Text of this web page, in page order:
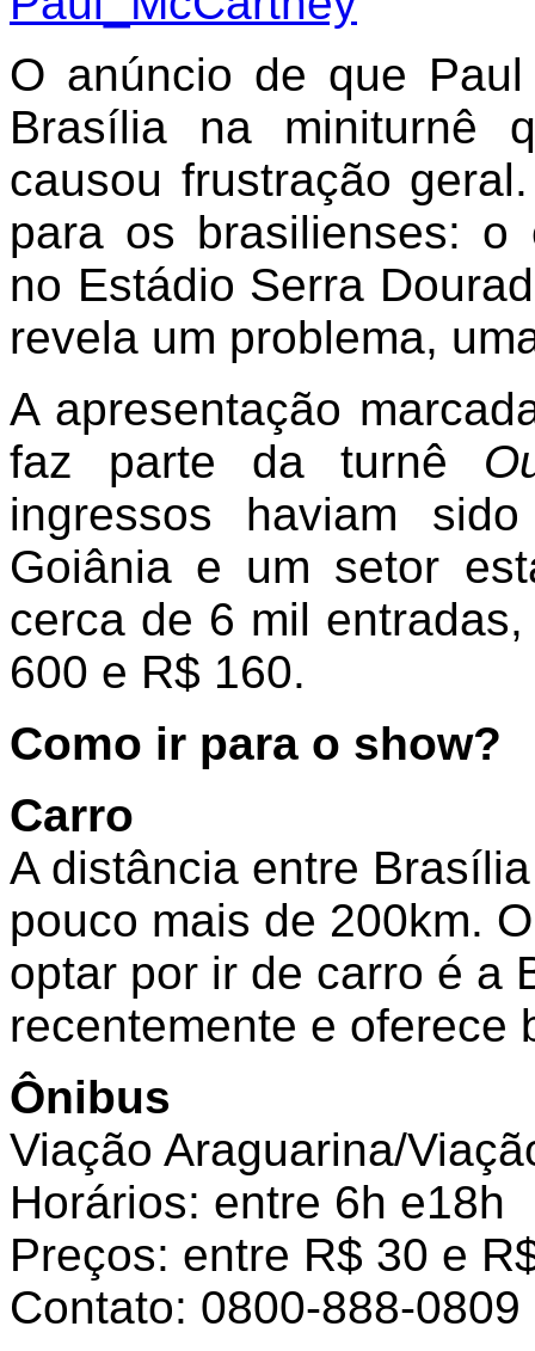
O anúncio de que
Brasília na miniturnê
causou frustração
para os brasilienses: o
no Estádio Serra
revela um problema,
A apresentação
faz parte da turnê
ingressos haviam
Goiânia e um setor
cerca de 6 mil
600 e R$ 160.
Como ir para o show?
Carro
A distância entre
pouco mais de 200km.
optar por ir de carro é a
recentemente e oferece
Ônibus
Viação Araguarina/
Horários: entre 6h e18h
Preços: entre R$ 30 e
Contato: 0800-888-0809